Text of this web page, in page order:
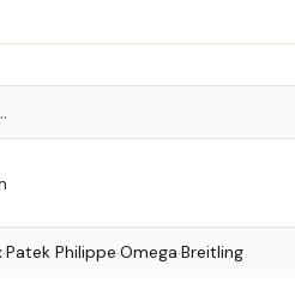
·Patek Philippe·Omega·Breitling